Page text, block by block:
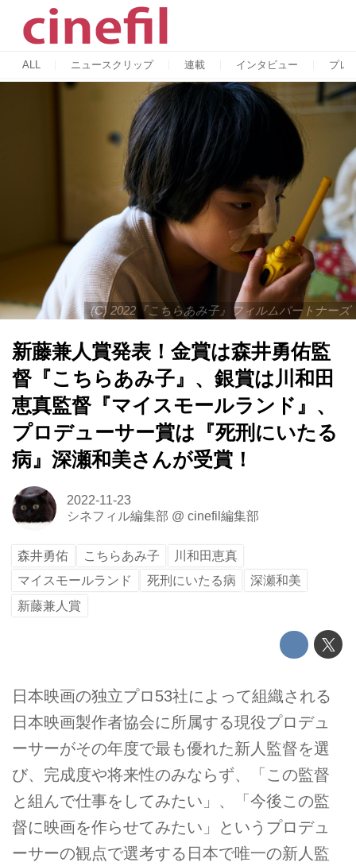
ALL ニュースクリップ 連載 インタビュー プレ
(C) 2022『こちらあみ子』フィルムパートナーズ
新藤兼人賞発表！金賞は森井勇佑監
督『こちらあみ子』、銀賞は川和田
恵真監督『マイスモールランド』、
プロデューサー賞は『死刑にいたる
病』深瀬和美さんが受賞！
2022-11-23
シネフィル編集部 @ cinefil編集部
森井勇佑 こちらあみ子
川和田恵真
マイスモールランド
死刑にいたる病
深瀬和美
新藤兼人賞
日本映画の独立プロ53社によって組織される
日本映画製作者協会に所属する現役プロデュ
ーサーがその年度で最も優れた新人監督を選
び、完成度や将来性のみならず、「この監督
と組んで仕事をしてみたい」、「今後この監
督に映画を作らせてみたい」というプロデュ
ーサーの観点で選考する日本で唯一の新人監